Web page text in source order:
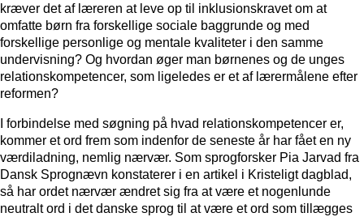
kræver det af læreren at leve op til inklusionskravet om at
omfatte børn fra forskellige sociale baggrunde og med
forskellige personlige og mentale kvaliteter i den samme
undervisning? Og hvordan øger man børnenes og de unges
relationskompetencer, som ligeledes er et af lærermålene efter
reformen?
I forbindelse med søgning på hvad relationskompetencer er,
kommer et ord frem som indenfor de seneste år har fået en ny
værdiladning, nemlig nærvær. Som sprogforsker Pia Jarvad fra
Dansk Sprognævn konstaterer i en artikel i Kristeligt dagblad,
så har ordet nærvær ændret sig fra at være et nogenlunde
neutralt ord i det danske sprog til at være et ord som tillægges